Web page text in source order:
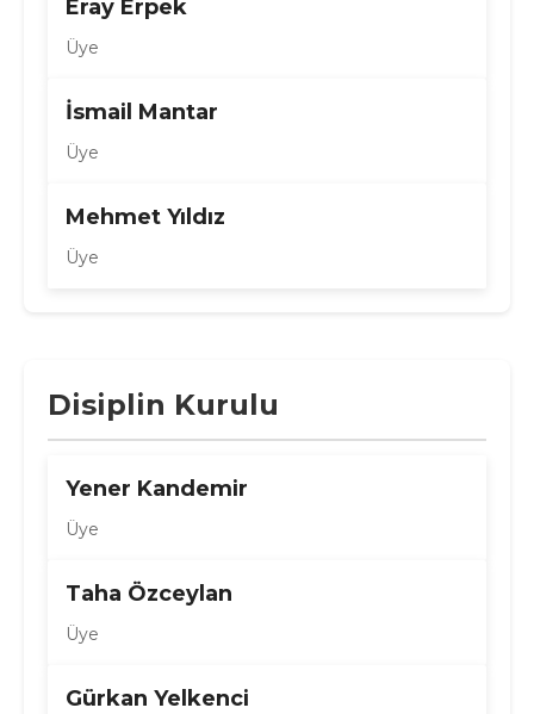
Eray Erpek
Üye
İsmail Mantar
Üye
Mehmet Yıldız
Üye
Disiplin Kurulu
Yener Kandemir
Üye
Taha Özceylan
Üye
Gürkan Yelkenci